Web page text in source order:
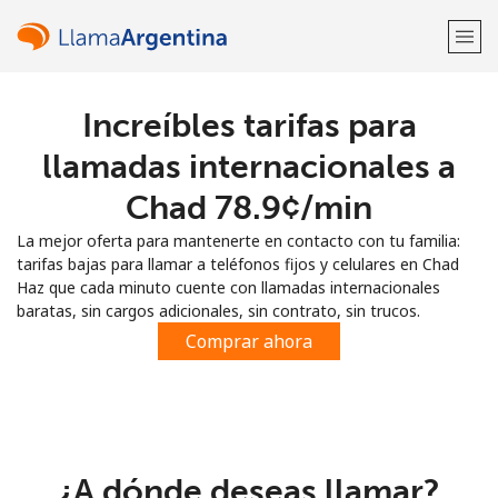
¡Bienvenido!
Regístrate con
Increíbles tarifas para
llamadas internacionales a
Chad ⁦78.9¢⁩/min
La mejor oferta para mantenerte en contacto con tu familia:
tarifas bajas para llamar a teléfonos fijos y celulares en Chad
Haz que cada minuto cuente con llamadas internacionales
baratas, sin cargos adicionales, sin contrato, sin trucos.
Comprar ahora